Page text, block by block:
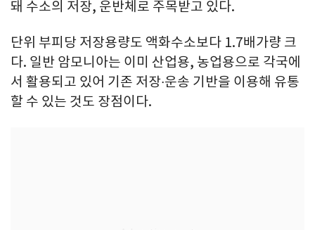
돼 수소의 저장, 운반체로 주목받고 있다.
단위 부피당 저장용량도 액화수소보다 1.7배가량 크
다. 일반 암모니아는 이미 산업용, 농업용으로 각국에
서 활용되고 있어 기존 저장∙운송 기반을 이용해 유통
할 수 있는 것도 장점이다.